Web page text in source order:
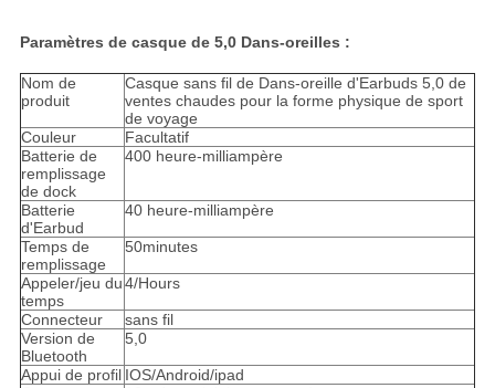
Paramètres de casque de 5,0 Dans-oreilles :
Nom de
produit
Casque sans fil de Dans-oreille d'Earbuds 5,0 de
ventes chaudes pour la forme physique de sport
de voyage
Couleur
Facultatif
Batterie de
remplissage
de dock
400 heure-milliampère
Batterie
d'Earbud
40 heure-milliampère
Temps de
remplissage
50minutes
Appeler/jeu du
temps
4/Hours
Connecteur
sans fil
Version de
Bluetooth
5,0
Appui de profil IOS/Android/ipad